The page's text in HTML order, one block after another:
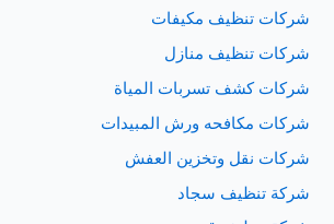
شركات تنظيف مكيفات
شركات تنظيف منازل
شركات كشف تسربات المياة
شركات مكافحه ورش المبيدات
شركات نقل وتخزين العفش
شركة تنظيف سجاد